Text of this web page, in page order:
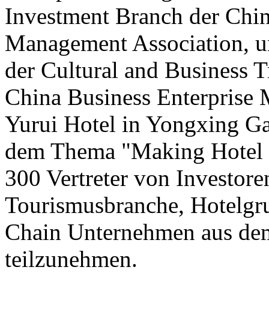
Investment Branch der
Management Association,
der Cultural and Business
China Business Enterprise
Yurui Hotel in Yongxing
dem Thema "Making
300 Vertreter von
Tourismusbranche,
Chain Unternehmen aus
teilzunehmen.